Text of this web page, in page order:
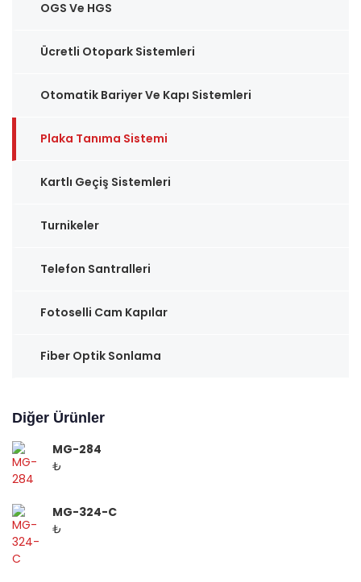
OGS Ve HGS
Ücretli Otopark Sistemleri
Otomatik Bariyer Ve Kapı Sistemleri
Plaka Tanıma Sistemi
Kartlı Geçiş Sistemleri
Turnikeler
Telefon Santralleri
Fotoselli Cam Kapılar
Fiber Optik Sonlama
Diğer Ürünler
MG-284
₺
MG-324-C
₺